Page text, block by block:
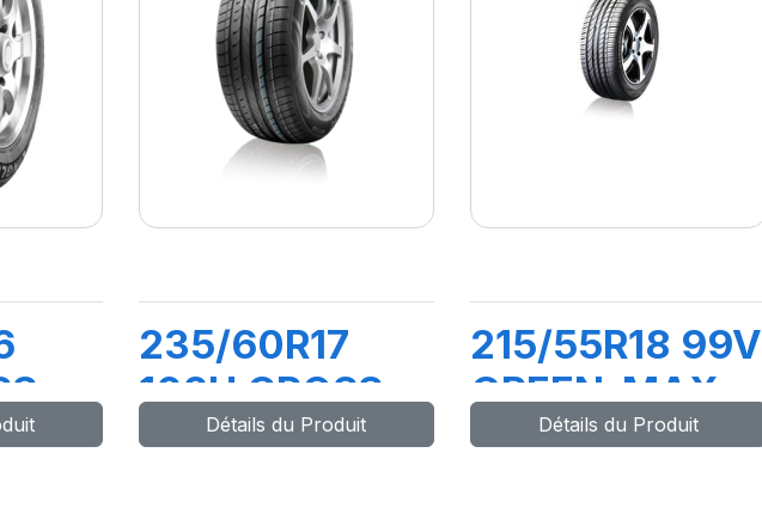
235/60R17
102H CROSS
WIND (HP010)
Détails du Produit
215/55R18 99V
GREEN-MAX
4X4Détails du Produit